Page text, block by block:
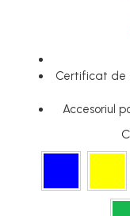
Certificat de
Accesoriul